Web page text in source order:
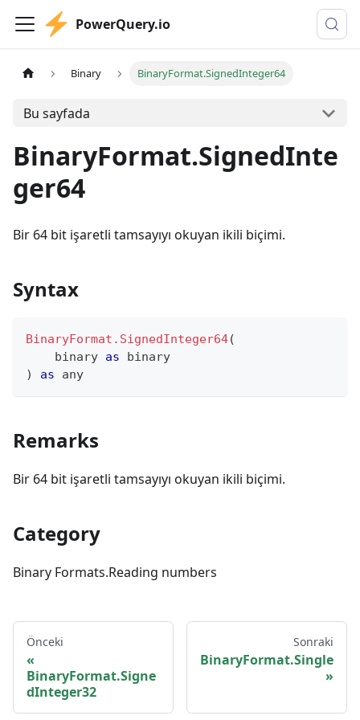
PowerQuery.io
Binary BinaryFormat.SignedInteger64
Bu sayfada
BinaryFormat.SignedInte
ger64
Bir 64 bit işaretli tamsayıyı okuyan ikili biçimi.
Syntax
BinaryFormat.SignedInteger64(
binary as
binary
)
as any
Remarks
Bir 64 bit işaretli tamsayıyı okuyan ikili biçimi.
Category
Binary Formats.Reading numbers
Önceki
BinaryFormat.Signe
dInteger32
Sonraki
BinaryFormat.Single